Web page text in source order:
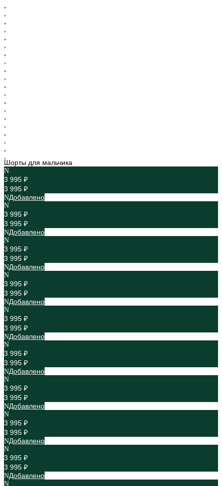
Шорты для мальчика
3 995 ₽
3 995 ₽
Добавлено
3 995 ₽
3 995 ₽
Добавлено
3 995 ₽
3 995 ₽
Добавлено
3 995 ₽
3 995 ₽
Добавлено
3 995 ₽
3 995 ₽
Добавлено
3 995 ₽
3 995 ₽
Добавлено
3 995 ₽
3 995 ₽
Добавлено
3 995 ₽
3 995 ₽
Добавлено
3 995 ₽
3 995 ₽
Добавлено